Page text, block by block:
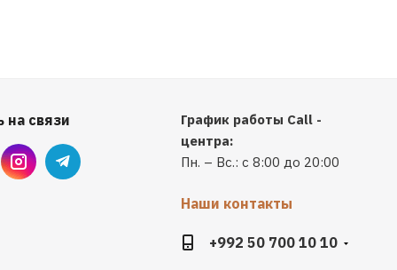
на связи
График работы Call -
центра:
Пн. – Вс.: с 8:00 до 20:00
Наши контакты
+992 50 700 10 10